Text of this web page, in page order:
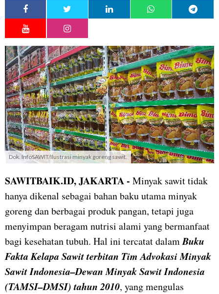
Dok. InfoSAWIT/Ilustrasi minyak goreng sawit.
SAWITBAIK.ID, JAKARTA - Minyak sawit tidak
hanya dikenal sebagai bahan baku utama minyak
goreng dan berbagai produk pangan, tetapi juga
menyimpan beragam nutrisi alami yang bermanfaat
bagi kesehatan tubuh. Hal ini tercatat dalamBuku
Fakta Kelapa Sawit terbitan Tim Advokasi Minyak
Sawit Indonesia–Dewan Minyak Sawit Indonesia
(TAMSI–DMSI) tahun 2010, yang mengulas